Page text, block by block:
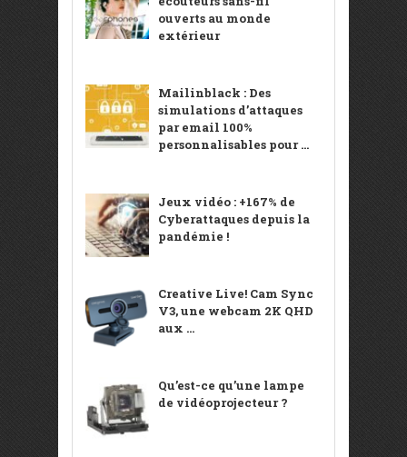
ouverts au monde
extérieur
Mailinblack : Des
simulations d’attaques
par email 100%
personnalisables pour ...
Jeux vidéo : +167% de
Cyberattaques depuis la
pandémie !
Creative Live! Cam Sync
V3, une webcam 2K QHD
aux ...
Qu’est-ce qu’une lampe
de vidéoprojecteur ?